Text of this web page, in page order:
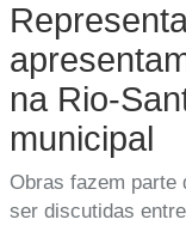
na Rio-
municipal
Obras fazem parte
ser discutidas